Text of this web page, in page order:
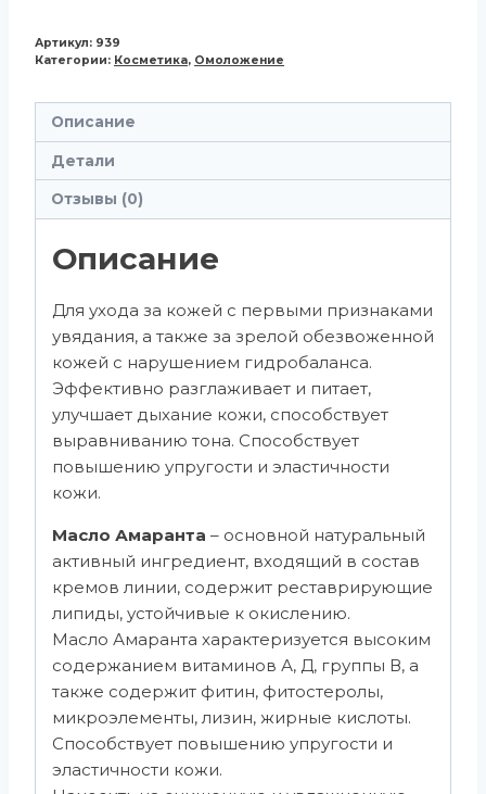
Артикул: 939
Категории: Косметика, Омоложение
Описание
Детали
Отзывы (0)
Описание
Для ухода за кожей с первыми признаками
увядания, а также за зрелой обезвоженной
кожей с нарушением гидробаланса.
Эффективно разглаживает и питает,
улучшает дыхание кожи, способствует
выравниванию тона. Способствует
повышению упругости и эластичности
кожи.
Масло Амаранта – основной натуральный
активный ингредиент, входящий в состав
кремов линии, содержит реставрирующие
липиды, устойчивые к окислению.
Масло Амаранта характеризуется высоким
содержанием витаминов А, Д, группы В, а
также содержит фитин, фитостеролы,
микроэлементы, лизин, жирные кислоты.
Способствует повышению упругости и
эластичности кожи.